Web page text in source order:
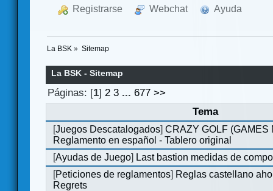
Registrarse Webchat Ayuda
La BSK » Sitemap
La BSK - Sitemap
Páginas: [1]2 3 ...677 >>
Tema
[Juegos Descatalogados]CRAZY GOLF (GAMES
Reglamento en español - Tablero original
[Ayudas de Juego] Last bastion medidas de
[Peticiones de reglamentos] Reglas castellano
Regrets